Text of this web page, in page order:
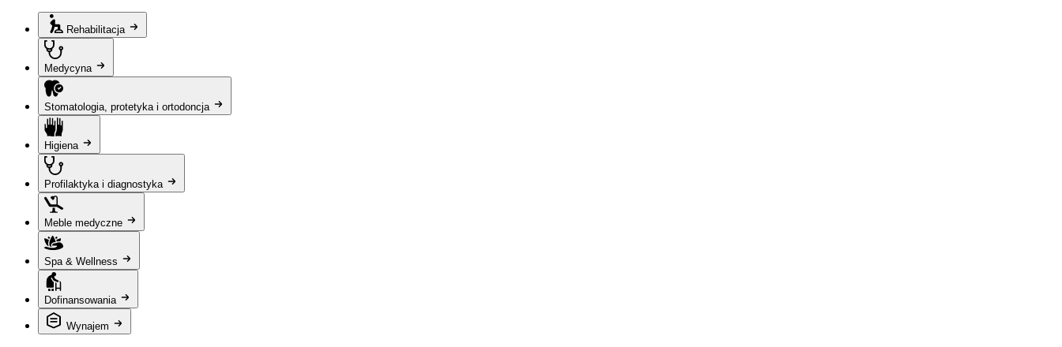
Rehabilitacja
Medycyna
Stomatologia, protetyka i ortodoncja
Higiena
Profilaktyka i diagnostyka
Meble medyczne
Spa & Wellness
Dofinansowania
Wynajem